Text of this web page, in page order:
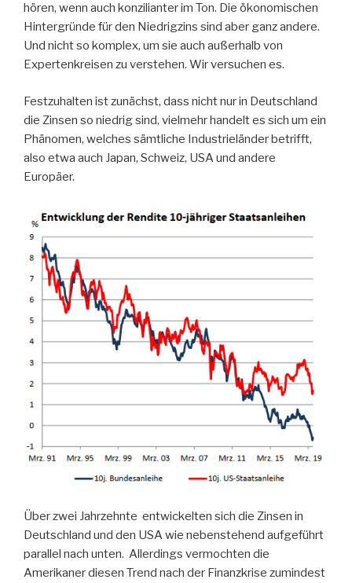
hören, wenn auch konzilianter im Ton. Die ökonomischen
Hintergründe für den Niedrigzins sind aber ganz andere.
Und nicht so komplex, um sie auch außerhalb von
Expertenkreisen zu verstehen. Wir versuchen es.
Festzuhalten ist zunächst, dass nicht nur in Deutschland
die Zinsen so niedrig sind, vielmehr handelt es sich um ein
Phänomen, welches sämtliche Industrieländer betrifft,
also etwa auch Japan, Schweiz, USA und andere
Europäer.
Über zwei Jahrzehnte entwickelten sich die Zinsen in
Deutschland und den USA wie nebenstehend aufgeführt
parallel nach unten. Allerdings vermochten die
Amerikaner diesen Trend nach der Finanzkrise zumindest